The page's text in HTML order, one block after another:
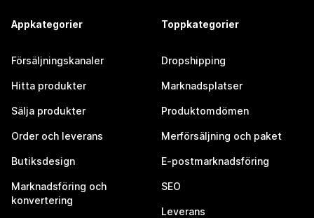
Appkategorier
Försäljningskanaler
Hitta produkter
Sälja produkter
Order och leverans
Butiksdesign
Marknadsföring och
konvertering
Toppkategorier
Dropshipping
Marknadsplatser
Produktomdömen
Merförsäljning och paket
E-postmarknadsföring
SEO
Leverans